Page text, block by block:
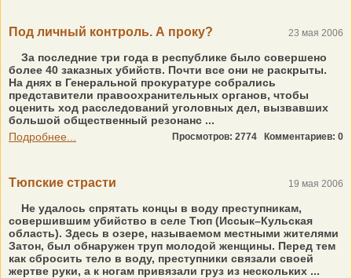
Под личный контроль. А проку? 23 мая 2006
За последние три года в республике было совершено
более 40 заказных убийств. Почти все они не раскрыты.
На днях в Генеральной прокуратуре собрались
представители правоохранительных органов, чтобы
оценить ход расследований уголовных дел, вызвавших
большой общественный резонанс ...
Подробнее...
Просмотров: 2774 Комментариев: 0
Тюпские страсти 19 мая 2006
Не удалось спрятать концы в воду преступникам,
совершившим убийство в селе Тюп (Иссык–Кульская
область). Здесь в озере, называемом местными жителями
Затон, был обнаружен труп молодой женщины. Перед тем
как сбросить тело в воду, преступники связали своей
жертве руки, а к ногам привязали груз из нескольких ...